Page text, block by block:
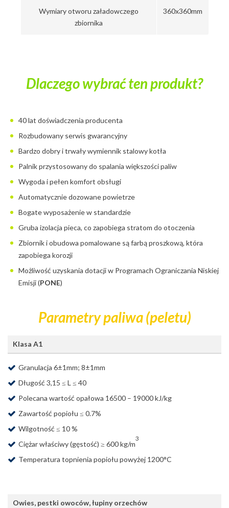
Wymiary otworu załadowczego
zbiornika
360x360mm
Dlaczego wybrać ten produkt?
40 lat doświadczenia producenta
Rozbudowany serwis gwarancyjny
Bardzo dobry i trwały wymiennik stalowy kotła
Palnik przystosowany do spalania większości paliw
Wygoda i pełen komfort obsługi
Automatycznie dozowane powietrze
Bogate wyposażenie w standardzie
Gruba izolacja pieca, co zapobiega stratom do otoczenia
Zbiornik i obudowa pomalowane są farbą proszkową, która
zapobiega korozji
Możliwość uzyskania dotacji w Programach Ograniczania Niskiej
Emisji (PONE)
Parametry paliwa (peletu)
Klasa A1
Granulacja 6±1mm; 8±1mm
Długość 3,15 ≤ L ≤ 40
Polecana wartość opałowa 16500 – 19000 kJ/kg
Zawartość popiołu ≤ 0.7%
Wilgotność ≤ 10 %
Ciężar właściwy (gęstość) ≥ 600 kg/m
3
Temperatura topnienia popiołu powyżej 1200°C
Owies, pestki owoców, łupiny orzechów